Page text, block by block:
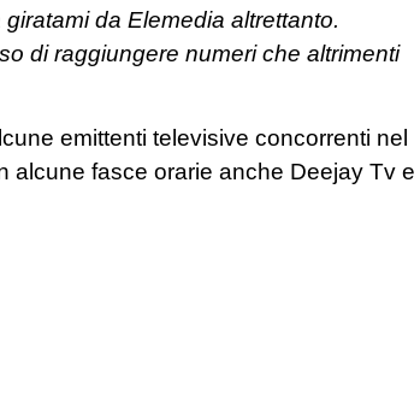
da Elemedia altrettanto.
di raggiungere numeri che altrimenti
emittenti televisive concorrenti nel
alcune fasce orarie anche Deejay Tv e